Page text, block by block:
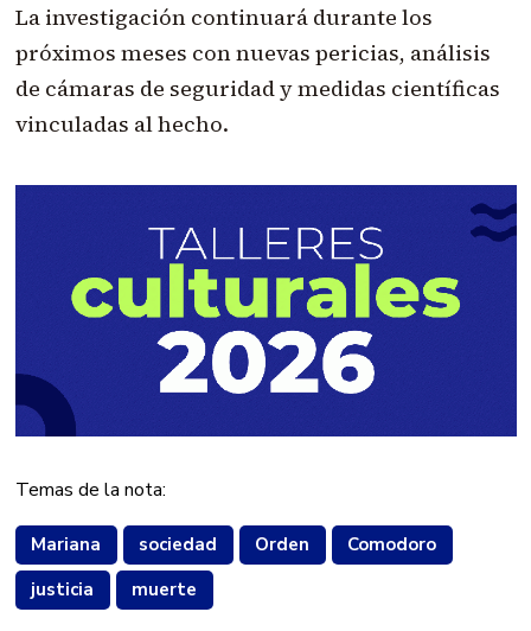
La investigación continuará durante los
próximos meses con nuevas pericias, análisis
de cámaras de seguridad y medidas científicas
vinculadas al hecho.
Temas de la nota:
Mariana sociedad Orden
Comodoro
justicia
muerte